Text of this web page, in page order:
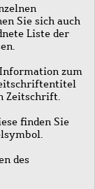
Sie sich auch
Liste der
zum
Zeitschrift.
finden Sie
des